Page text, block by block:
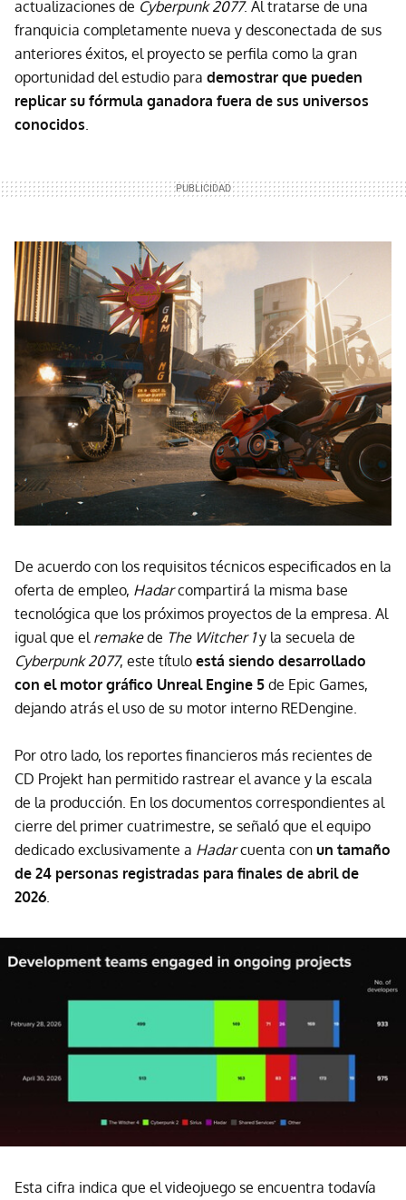
actualizaciones de Cyberpunk 2077. Al tratarse de una
franquicia completamente nueva y desconectada de sus
anteriores éxitos, el proyecto se perfila como la gran
oportunidad del estudio para demostrar que pueden
replicar su fórmula ganadora fuera de sus universos
conocidos.
De acuerdo con los requisitos técnicos especificados en la
oferta de empleo, Hadarcompartirá la misma base
tecnológica que los próximos proyectos de la empresa. Al
igual que el remakede The Witcher 1y la secuela de
Cyberpunk 2077, este título está siendo desarrollado
con el motor gráfico Unreal Engine 5 de Epic Games,
dejando atrás el uso de su motor interno REDengine.
Por otro lado, los reportes financieros más recientes de
CD Projekt han permitido rastrear el avance y la escala
de la producción. En los documentos correspondientes al
cierre del primer cuatrimestre, se señaló que el equipo
dedicado exclusivamente a Hadarcuenta con un tamaño
de 24 personas registradas para finales de abril de
2026
Esta cifra indica que el videojuego se encuentra todavía